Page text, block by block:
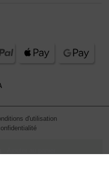
d'utilisation